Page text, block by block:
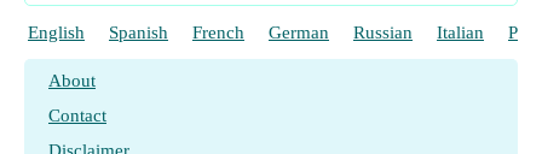
English Spanish French German Russian Italian
About
Contact